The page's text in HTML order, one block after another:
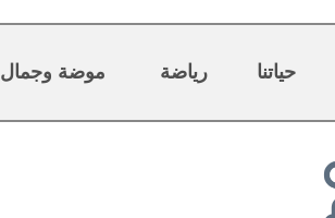
حياتنا رياضة موضة وجمال